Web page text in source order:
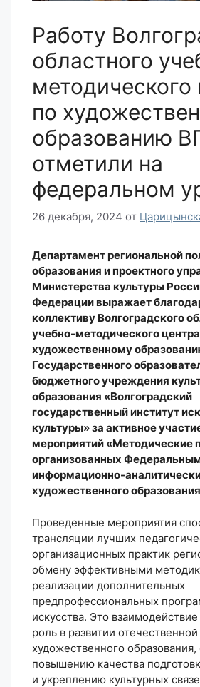
Работу
областного
методического
по
образованию
отметили на
федеральном
26 декабря, 2024 от
Департамент региональной
образования и проектного
Министерства культуры
Федерации выражает
коллективу Волгоградского
учебно-методического
художественному
Государственного
бюджетного учреждения
образования «Волгоградский
государственный институт
культуры» за активное
мероприятий «Методические
организованных
информационно-
художественного
Проведенные мероприятия
трансляции лучших
организационных практик
обмену эффективными
реализации дополнительных
предпрофессиональных
искусства. Это
роль в развитии
художественного образования,
повышению качества
и укреплению культурных